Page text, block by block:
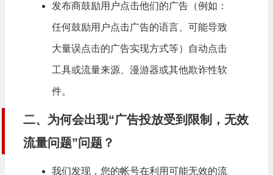
发布商鼓励用户点击他们的广告（例如：
任何鼓励用户点击广告的语言、可能导致
大量误点击的广告实现方式等）自动点击
工具或流量来源、漫游器或其他欺诈性软
件。
二、为何会出现“广告投放受到限制，无效
流量问题”问题？
我们发现，您的帐号在利用可能无效的流